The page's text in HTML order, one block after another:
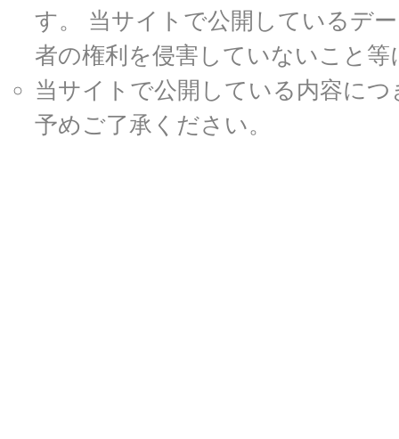
す。 当サイトで公開しているデ
者の権利を侵害していないこと
当サイトで公開している内容に
予めご了承ください。